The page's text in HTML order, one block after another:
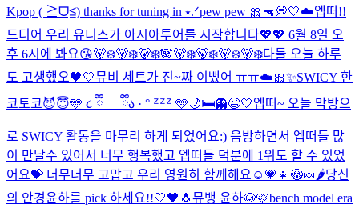
Kpop ( ≧ᗜ≦) thanks for tuning in ⭑.ᐟpew pew 🎀🔫💭🤍☁️엡떠!!
드디어 우리 유니스가 아시아투어를 시작합니다💖💖 6월 8일 오
후 6시에 봐요😘🐻‍❄️🐻‍❄️🐻‍❄️🐼🐻‍❄️🐻‍❄️🐻‍❄️🐻‍❄️다들 오늘 하루
도 고생했오🖤🤍뮤비 세트가 진~짜 이뻤어 ㅠㅠ☁️🎀✨SWICY 한
코토코😈😇🩵 ૮ ྀི_ _ ྀིა · ° ᙆᙆᙆ 🩵🌙🛏️👻😉🤍엡떠~ 오늘 막방으
로 SWICY 활동을 마무리 하게 되었어요:) 음방하면서 엡떠들 많
이 만날수 있어서 너무 행복했고 엡떠들 덕분에 1위도 할 수 있었
어요💝 너무너무 고맙고 우리 영원히 함께해요☺️💗 👧😳🍬🌶️당신
의 안경윤하를 pick 하세요!!🤍🖤🐧뮤뱅 윤하🐶🩷bench model era